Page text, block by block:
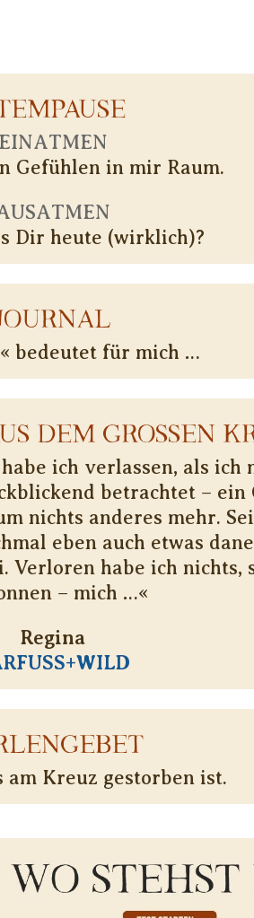
EINATMEN
Gefühlen in mir Raum.
Dir heute (wirklich)?
bedeutet für mich …
DEM GROSSEN
ich verlassen, als ich
betrachtet – ein
nichts anderes mehr.
eben auch etwas
Verloren habe ich nichts,
– mich …«
Regina
am Kreuz gestorben ist.